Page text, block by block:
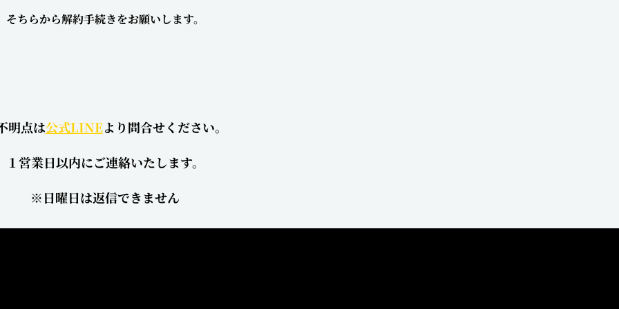
そちらから解約手続きをお願いします。
明点は公式LINEより問合せください。
１営業日以内にご連絡いたします。
※日曜日は返信できません